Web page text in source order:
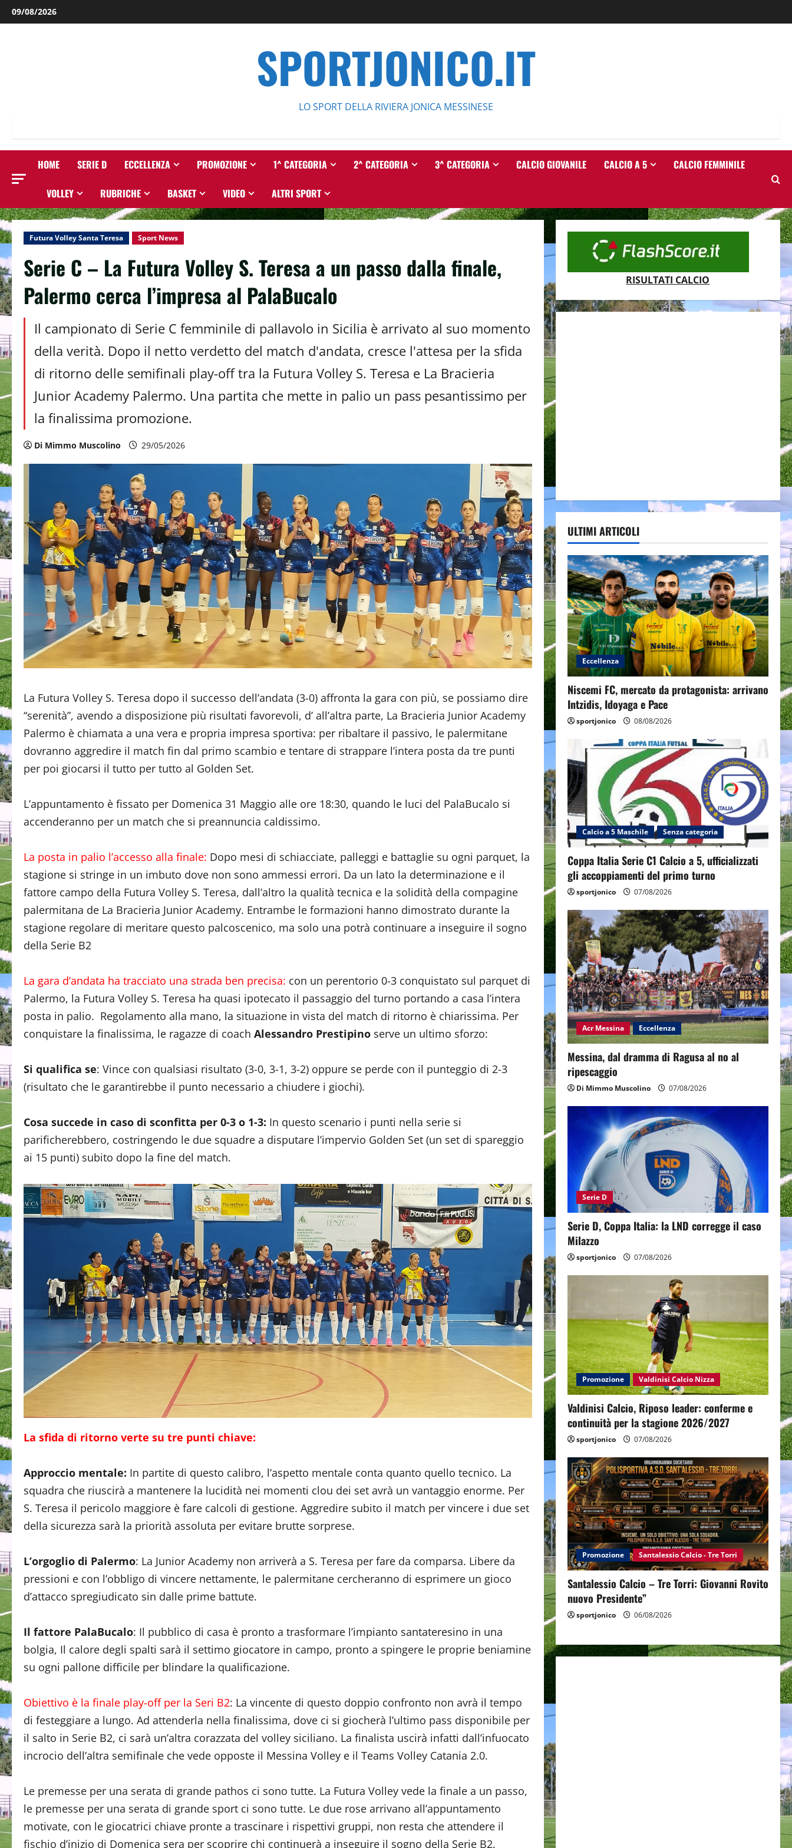
Salta
al
09/08/2026
SPORTJONICO.IT
LO SPORT DELLA RIVIERA JONICA MESSINESE
HOME SERIE D ECCELLENZA PROMOZIONE 1^ CATEGORIA 2^ CATEGORIA 3^ CATEGORIA CALCIO GIOVANILE CALCIO A 5 CALCIO FEMMINILE
VOLLEY RUBRICHE BASKET VIDEO ALTRI SPORT
Futura Volley Santa Teresa Sport News
Serie C – La Futura Volley S. Teresa a un passo dalla finale,
Palermo cerca l’impresa al PalaBucalo
Il campionato di Serie C femminile di pallavolo in Sicilia è arrivato al suo momento
della verità. Dopo il netto verdetto del match d'andata, cresce l'attesa per la sfida
di ritorno delle semifinali play-off tra la Futura Volley S. Teresa e La Bracieria
Junior Academy Palermo. Una partita che mette in palio un pass pesantissimo per
la finalissima promozione.
Di Mimmo Muscolino 29/05/2026
La Futura Volley S. Teresa dopo il successo dell’andata (3-0) affronta la gara con più, se possiamo dire
“serenità”, avendo a disposizione più risultati favorevoli, d’ all’altra parte, La Bracieria Junior Academy
Palermo è chiamata a una vera e propria impresa sportiva: per ribaltare il passivo, le palermitane
dovranno aggredire il match fin dal primo scambio e tentare di strappare l’intera posta da tre punti
per poi giocarsi il tutto per tutto al Golden Set.
L’appuntamento è fissato per Domenica 31 Maggio alle ore 18:30, quando le luci del PalaBucalo si
accenderanno per un match che si preannuncia caldissimo.
La posta in palio l’accesso alla finale: Dopo mesi di schiacciate, palleggi e battaglie su ogni parquet, la
stagione si stringe in un imbuto dove non sono ammessi errori. Da un lato la determinazione e il
fattore campo della Futura Volley S. Teresa, dall’altro la qualità tecnica e la solidità della compagine
palermitana de La Bracieria Junior Academy. Entrambe le formazioni hanno dimostrato durante la
stagione regolare di meritare questo palcoscenico, ma solo una potrà continuare a inseguire il sogno
della Serie B2
La gara d’andata ha tracciato una strada ben precisa: con un perentorio 0-3 conquistato sul parquet di
Palermo, la Futura Volley S. Teresa ha quasi ipotecato il passaggio del turno portando a casa l’intera
posta in palio. Regolamento alla mano, la situazione in vista del match di ritorno è chiarissima. Per
conquistare la finalissima, le ragazze di coach Alessandro Prestipino serve un ultimo sforzo:
Si qualifica se: Vince con qualsiasi risultato (3-0, 3-1, 3-2) oppure se perde con il punteggio di 2-3
(risultato che le garantirebbe il punto necessario a chiudere i giochi).
Cosa succede in caso di sconfitta per 0-3 o 1-3: In questo scenario i punti nella serie si
parificherebbero, costringendo le due squadre a disputare l’impervio Golden Set (un set di spareggio
ai 15 punti) subito dopo la fine del match.
La sfida di ritorno verte su tre punti chiave:
Approccio mentale: In partite di questo calibro, l’aspetto mentale conta quanto quello tecnico. La
squadra che riuscirà a mantenere la lucidità nei momenti clou dei set avrà un vantaggio enorme. Per
S. Teresa il pericolo maggiore è fare calcoli di gestione. Aggredire subito il match per vincere i due set
della sicurezza sarà la priorità assoluta per evitare brutte sorprese.
L’orgoglio di Palermo: La Junior Academy non arriverà a S. Teresa per fare da comparsa. Libere da
pressioni e con l’obbligo di vincere nettamente, le palermitane cercheranno di esprimere un gioco
d’attacco spregiudicato sin dalle prime battute.
Il fattore PalaBucalo: Il pubblico di casa è pronto a trasformare l’impianto santateresino in una
bolgia, Il calore degli spalti sarà il settimo giocatore in campo, pronto a spingere le proprie beniamine
su ogni pallone difficile per blindare la qualificazione.
Obiettivo è la finale play-off per la Seri B2: La vincente di questo doppio confronto non avrà il tempo
di festeggiare a lungo. Ad attenderla nella finalissima, dove ci si giocherà l’ultimo pass disponibile per
il salto in Serie B2, ci sarà un’altra corazzata del volley siciliano. La finalista uscirà infatti dall’infuocato
incrocio dell’altra semifinale che vede opposte il Messina Volley e il Teams Volley Catania 2.0.
Le premesse per una serata di grande pathos ci sono tutte. La Futura Volley vede la finale a un passo,
le premesse per una serata di grande sport ci sono tutte. Le due rose arrivano all’appuntamento
motivate, con le giocatrici chiave pronte a trascinare i rispettivi gruppi, non resta che attendere il
fischio d’inizio di Domenica sera per scoprire chi continuerà a inseguire il sogno della Serie B2.
RISULTATI CALCIO
ULTIMI ARTICOLI
Eccellenza
Niscemi FC, mercato da protagonista: arrivano
Intzidis, Idoyaga e Pace
sportjonico 08/08/2026
Calcio a 5 Maschile Senza categoria
Coppa Italia Serie C1 Calcio a 5, ufficializzati
gli accoppiamenti del primo turno
sportjonico 07/08/2026
Acr Messina Eccellenza
Messina, dal dramma di Ragusa al no al
ripescaggio
Di Mimmo Muscolino 07/08/2026
Serie D
Serie D, Coppa Italia: la LND corregge il caso
Milazzo
sportjonico 07/08/2026
Promozione Valdinisi Calcio Nizza
Valdinisi Calcio, Riposo leader: conferme e
continuità per la stagione 2026/2027
sportjonico 07/08/2026
Promozione Santalessio Calcio - Tre Torri
Santalessio Calcio – Tre Torri: Giovanni Rovito
nuovo Presidente”
sportjonico 06/08/2026